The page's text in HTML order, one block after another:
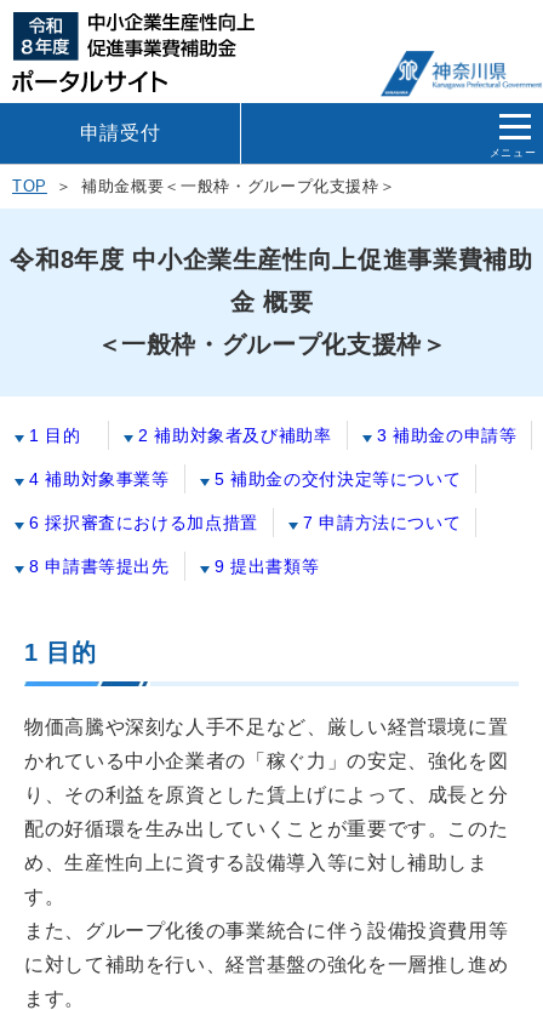
申請受付
メニュー
TOP 補助金概要＜一般枠・グループ化支援枠＞
令和8年度 中小企業生産性向上促進事業費補助
金 概要
＜一般枠・グループ化支援枠＞
1 目的 2 補助対象者及び補助率 3 補助金の申請等
4 補助対象事業等 5 補助金の交付決定等について
6 採択審査における加点措置 7 申請方法について
8 申請書等提出先 9 提出書類等
1 目的
物価高騰や深刻な人手不足など、厳しい経営環境に置
かれている中小企業者の「稼ぐ力」の安定、強化を図
り、その利益を原資とした賃上げによって、成長と分
配の好循環を生み出していくことが重要です。このた
め、生産性向上に資する設備導入等に対し補助しま
す。
また、グループ化後の事業統合に伴う設備投資費用等
に対して補助を行い、経営基盤の強化を一層推し進め
ます。